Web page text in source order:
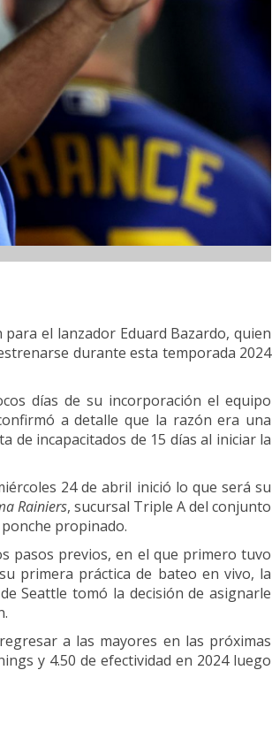
el lanzador Eduard Bazardo, quien
durante esta temporada 2024
días de su incorporación el equipo
a detalle que la razón era una
de incapacitados de 15 días al iniciar la
24 de abril inició lo que será su
Rainiers, sucursal Triple A del conjunto
propinado.
pasos previos, en el que primero tuvo
primera práctica de bateo en vivo, la
Seattle tomó la decisión de asignarle
a las mayores en las próximas
y 4.50 de efectividad en 2024 luego